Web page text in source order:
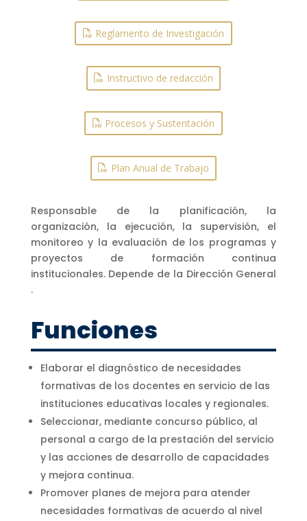
Reglamento de Investigación
Instructivo de redacción
Procesos y Sustentación
Plan Anual de Trabajo
Responsable de la planificación, la
organización, la ejecución, la supervisión, el
monitoreo y la evaluación de los programas y
proyectos de formación continua
institucionales. Depende de la Dirección General
.
Funciones
Elaborar el diagnóstico de necesidades
formativas de los docentes en servicio de las
instituciones educativas locales y regionales.
Seleccionar, mediante concurso público, al
personal a cargo de la prestación del servicio
y las acciones de desarrollo de capacidades
y mejora continua.
Promover planes de mejora para atender
necesidades formativas de acuerdo al nivel